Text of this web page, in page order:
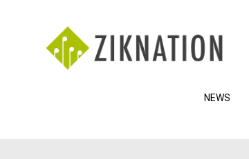
Skip
NEWS